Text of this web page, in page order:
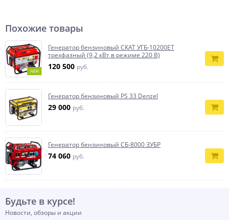
Похожие товары
NEW
Генератор бензиновый СКАТ УГБ-10200ЕT
трехфазный (9,2 кВт в режиме 220 В)
120 500 руб.
Генератор бензиновый PS 33 Denzel
29 000 руб.
Генератор бензиновый СБ-8000 ЗУБР
74 060 руб.
Будьте в курсе!
Новости, обзоры и акции